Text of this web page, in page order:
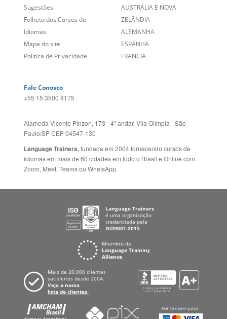
Sugestões
Folheto dos Cursos de
Idiomas
Mapa do site
Política de Privacidade
AUSTRÁLIA E NOVA
ZELÂNDIA
ALEMANHA
ESPANHA
FRANCIA
Fale Conosco
+55 15 3500 8175
Alameda Vicente Pinzon, 173 - 4º andar, Vila Olímpia - São
Paulo/SP CEP 04547-130
Language Trainers,fundada em 2004 fornecendo cursos de
idiomas em mais de 60 cidades em todo o Brasil e Online com
Zoom, Meet, Teams ou WhatsApp.